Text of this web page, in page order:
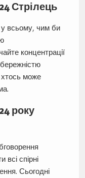
Стрілець
у всьому, чим би
концентрації
хтось може
року
спірні
Сьогодні